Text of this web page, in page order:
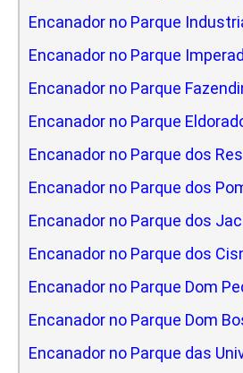
Encanador no Parque
Encanador no Parque
Encanador no Parque
Encanador no Parque
Encanador no Parque dos
Encanador no Parque dos
Encanador no Parque dos
Encanador no Parque dos
Encanador no Parque Dom
Encanador no Parque Dom
Encanador no Parque das